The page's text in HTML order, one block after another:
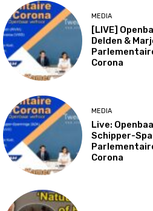
MEDIA
[LIVE]
Delden &
Corona
MEDIA
Live:
Schipper-
Corona